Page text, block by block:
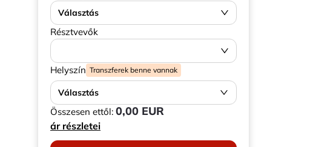
Választás
Résztvevők
Helyszín Transzferek benne vannak
Választás
Összesen ettől: 0,00 EUR
ár részletei